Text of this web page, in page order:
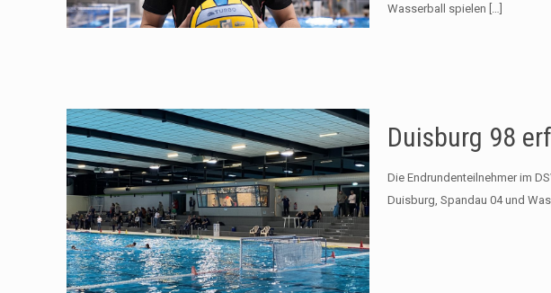
Wasserball spielen […]
Duisburg 98
Die Endrundenteilnehmer im
Duisburg, Spandau 04 und